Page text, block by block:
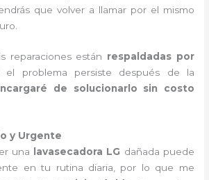
que volver a llamar por el mismo
reparaciones están respaldadas por
el problema persiste después de la
de solucionarlo sin costo
y Urgente
una
lavasecadora LG dañada puede
en tu rutina diaria, por lo que me